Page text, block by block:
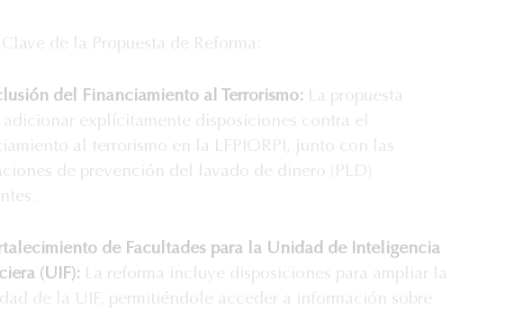
de la Propuesta de Reforma:
del Financiamiento al Terrorismo: La propuesta
adicionar explícitamente disposiciones contra el
al terrorismo en la LFPIORPI, junto con las
de prevención del lavado de dinero (PLD)
de Facultades para la Unidad de Inteligencia
(UIF): La reforma incluye disposiciones para ampliar la
de la UIF, permitiéndole acceder a información sobre